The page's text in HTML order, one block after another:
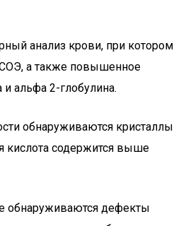
анализ крови, при котором
СОЭ, а также повышенное
альфа 2-глобулина.
обнаруживаются кристаллы
кислота содержится выше
обнаруживаются дефекты